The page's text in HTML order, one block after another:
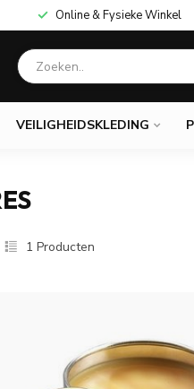
Online & Fysieke Winkel
VEILIGHEIDSKLEDING
1 Producten